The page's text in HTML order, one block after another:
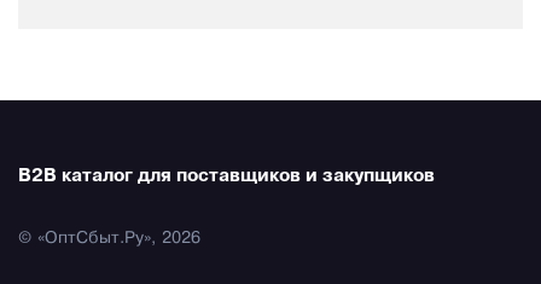
B2B каталог для поставщиков и закупщиков
© «ОптСбыт.Ру», 2026